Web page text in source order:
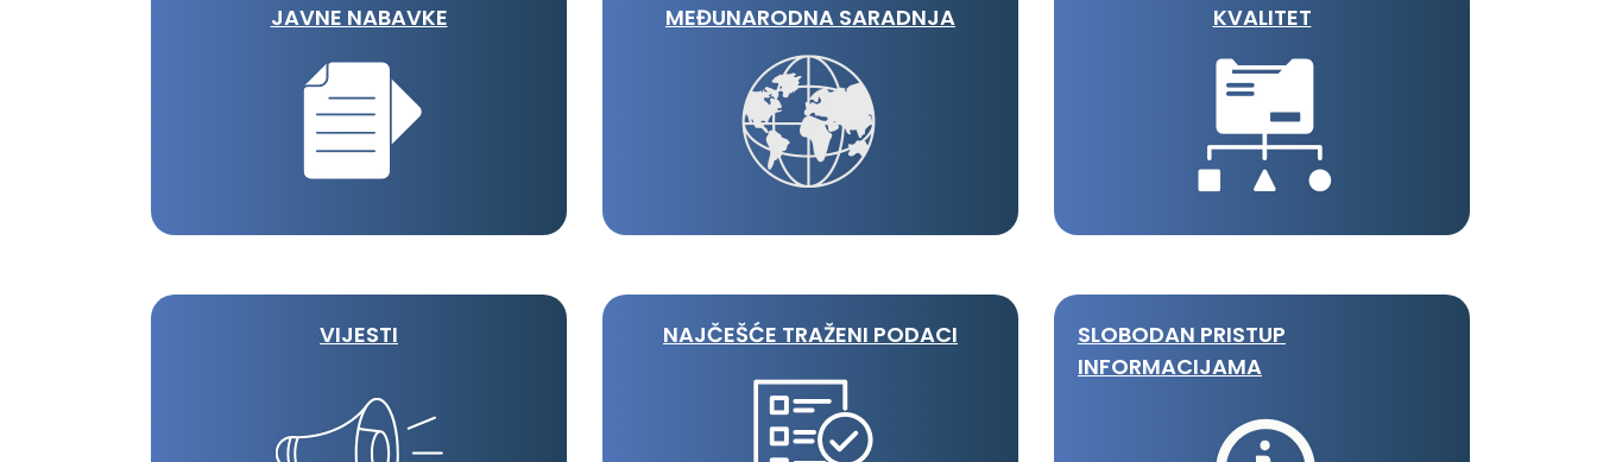
JAVNE NABAVKE MEĐUNARODNA SARADNJA KVALITET
VIJESTI NAJČEŠĆE TRAŽENI PODACI
SLOBODAN PRISTUP
INFORMACIJAMA